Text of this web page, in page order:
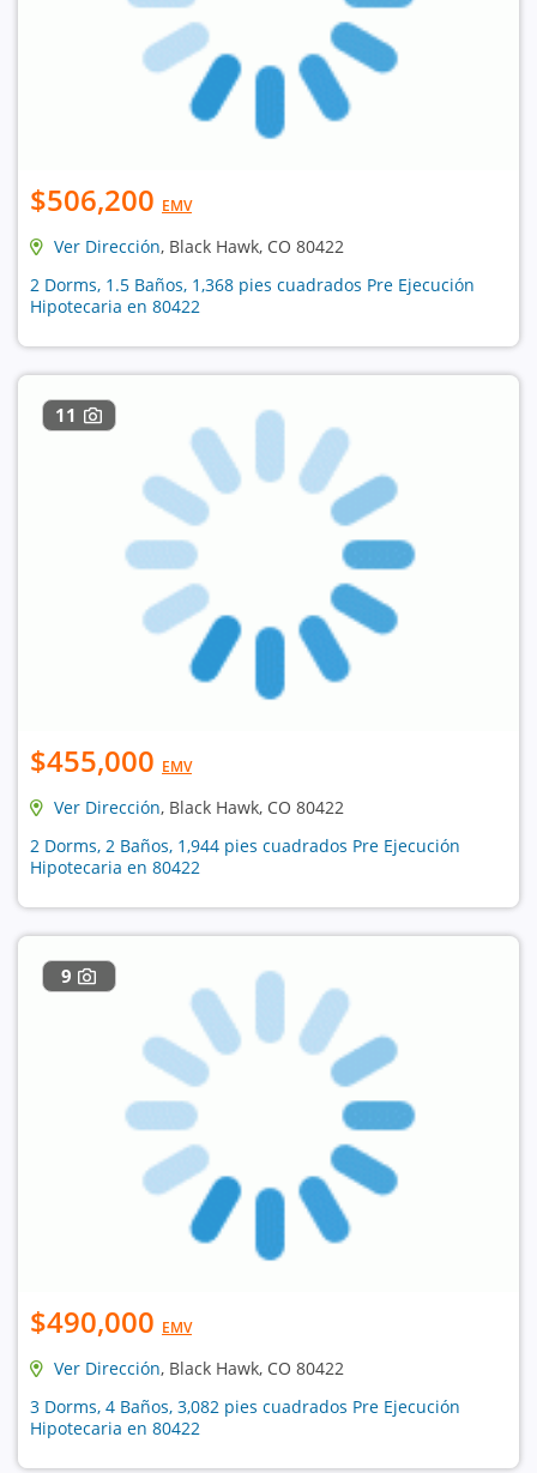
$506,200 EMV
Ver Dirección, Black Hawk, CO 80422
2 Dorms, 1.5 Baños, 1,368 pies cuadrados Pre Ejecución
Hipotecaria en 80422
11
$455,000 EMV
Ver Dirección, Black Hawk, CO 80422
2 Dorms, 2 Baños, 1,944 pies cuadrados Pre Ejecución
Hipotecaria en 80422
9
$490,000 EMV
Ver Dirección, Black Hawk, CO 80422
3 Dorms, 4 Baños, 3,082 pies cuadrados Pre Ejecución
Hipotecaria en 80422